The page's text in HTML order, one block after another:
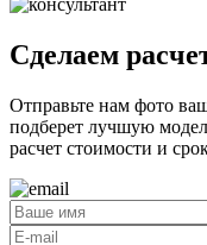
Сделаем
Отправьте нам фото
подберет лучшую
расчет стоимости и